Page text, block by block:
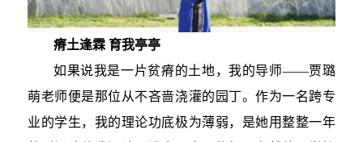
瘠土逢霖 育我亭亭
如果说我是一片贫瘠的土地，我的导师——贾璐
萌老师便是那位从不吝啬浇灌的园丁。作为一名跨专
业的学生，我的理论功底极为薄弱，是她用整整一年